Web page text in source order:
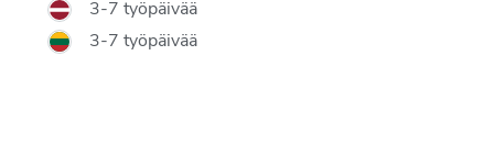
3-7 työpäivää
3-7 työpäivää